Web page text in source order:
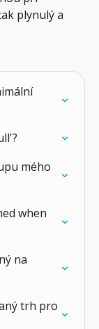
plynulý a
mého
when
na
trh pro